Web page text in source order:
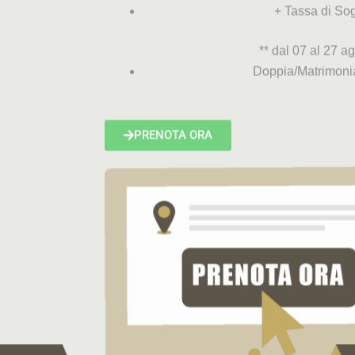
+ Tassa di
** dal 07 al 27
Doppia/
PRENOTA ORA